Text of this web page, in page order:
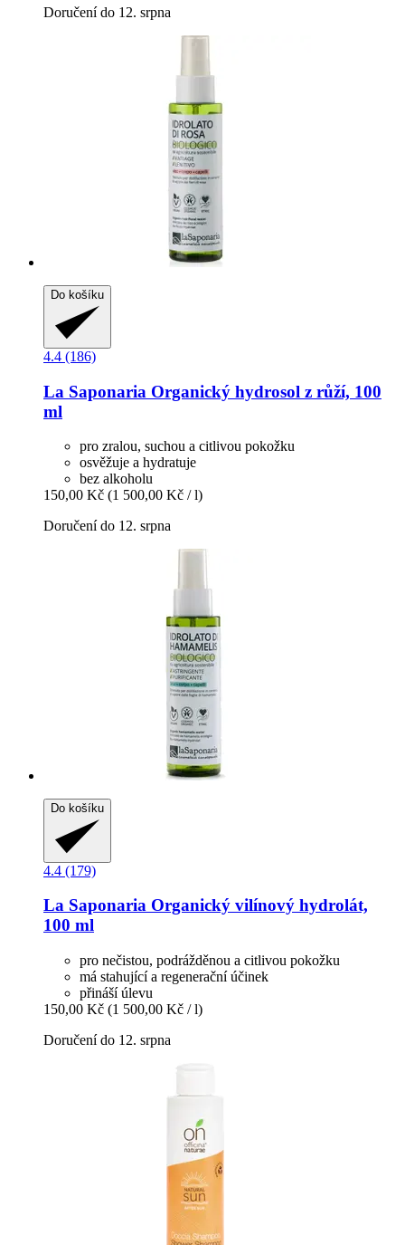
Doručení do 12. srpna
Do košíku
4.4 (186)
La Saponaria Organický hydrosol z růží, 100
ml
pro zralou, suchou a citlivou pokožku
osvěžuje a hydratuje
bez alkoholu
150,00 Kč (1 500,00 Kč / l)
Doručení do 12. srpna
Do košíku
4.4 (179)
La Saponaria Organický vilínový hydrolát,
100 ml
pro nečistou, podrážděnou a citlivou pokožku
má stahující a regenerační účinek
přináší úlevu
150,00 Kč (1 500,00 Kč / l)
Doručení do 12. srpna